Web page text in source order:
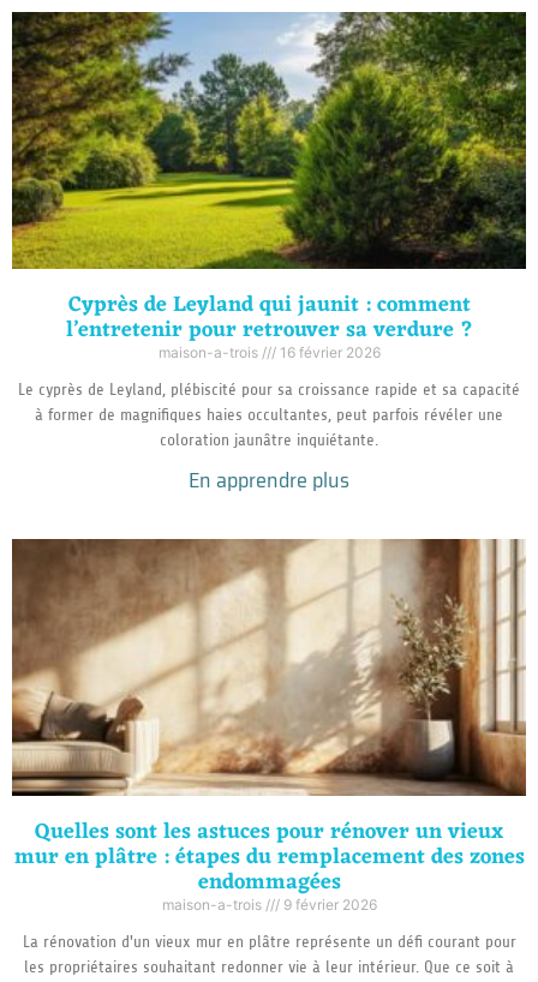
Cyprès de Leyland qui jaunit : comment
l’entretenir pour retrouver sa verdure ?
maison-a-trois 16 février 2026
Le cyprès de Leyland, plébiscité pour sa croissance rapide et sa capacité
à former de magnifiques haies occultantes, peut parfois révéler une
coloration jaunâtre inquiétante.
En apprendre plus
Quelles sont les astuces pour rénover un vieux
mur en plâtre : étapes du remplacement des zones
endommagées
maison-a-trois 9 février 2026
La rénovation d'un vieux mur en plâtre représente un défi courant pour
les propriétaires souhaitant redonner vie à leur intérieur. Que ce soit à